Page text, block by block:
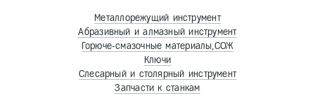
Металлорежущий инструмент
Абразивный и алмазный инструмент
Горюче-смазочные материалы,СОЖ
Ключи
Слесарный и столярный инструмент
Запчасти к станкам